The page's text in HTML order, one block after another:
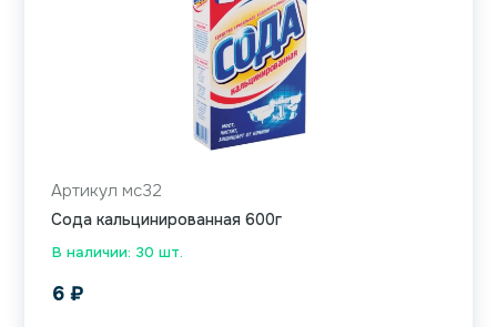
В наличии: 30 шт.
Артикул мс32
Сода кальцинированная 600г
6 ₽